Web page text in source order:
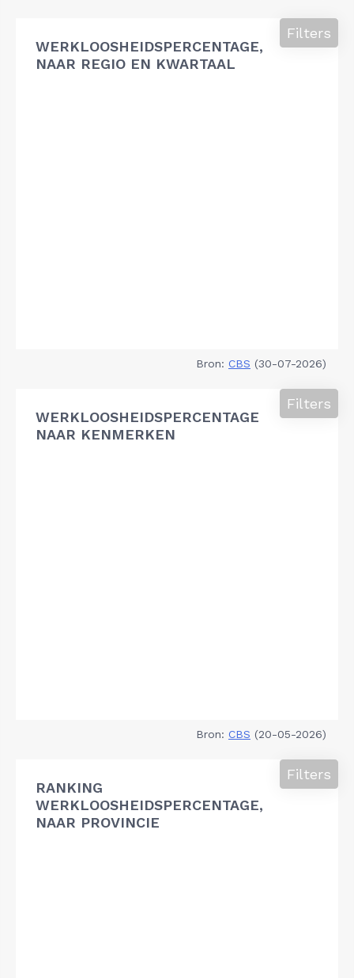
WERKLOOSHEIDSPERCENTAGE,
NAAR REGIO EN KWARTAAL
Filters
Bron: CBS (30-07-2026)
WERKLOOSHEIDSPERCENTAGE
NAAR KENMERKEN
Filters
Bron: CBS (20-05-2026)
RANKING
WERKLOOSHEIDSPERCENTAGE,
NAAR PROVINCIE
Filters